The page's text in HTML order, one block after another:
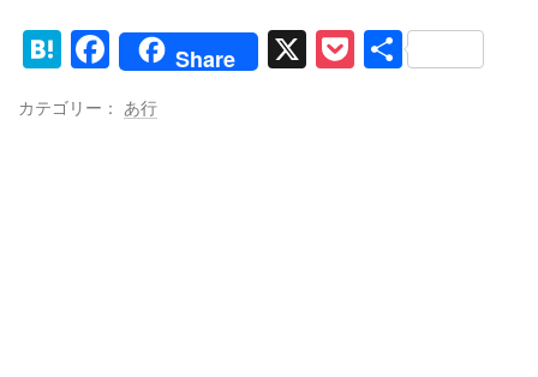
H
e
F
c
Share X
P 共
カテゴリー： あ行